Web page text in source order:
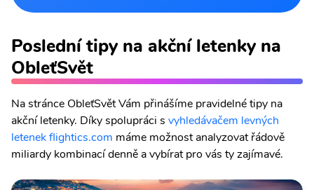
Poslední tipy na akční letenky na
ObleťSvět
Na stránce ObleťSvět Vám přinášíme pravidelné tipy na
akční letenky. Díky spolupráci s vyhledávačem levných
letenek flightics.com máme možnost analyzovat řádově
miliardy kombinací denně a vybírat pro vás ty zajímavé.